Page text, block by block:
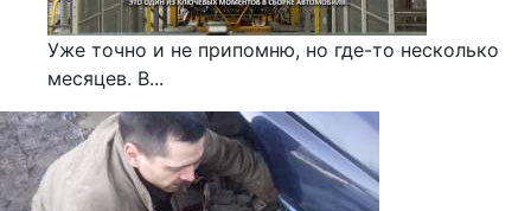
Уже точно и не припомню, но где-то несколько
месяцев. В...